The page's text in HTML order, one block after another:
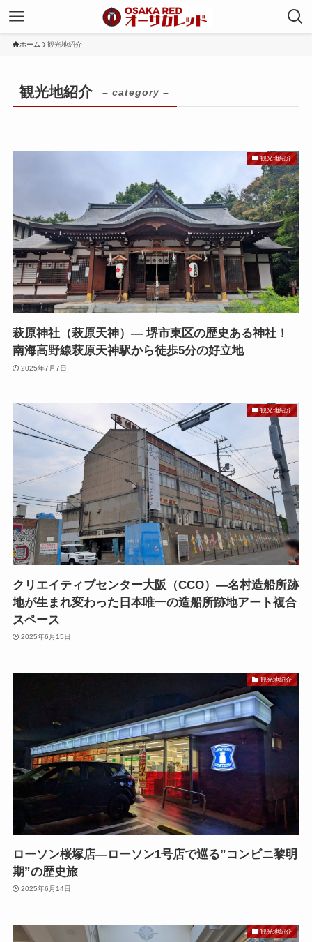
ホーム 観光地紹介
観光地紹介 – category –
観光地紹介
萩原神社（萩原天神）— 堺市東区の歴史ある神社！
南海高野線萩原天神駅から徒歩5分の好立地
2025年7月7日
観光地紹介
クリエイティブセンター大阪（CCO）—名村造船所跡
地が生まれ変わった日本唯一の造船所跡地アート複合
スペース
2025年6月15日
観光地紹介
ローソン桜塚店—ローソン1号店で巡る”コンビニ黎明
期”の歴史旅
2025年6月14日
観光地紹介